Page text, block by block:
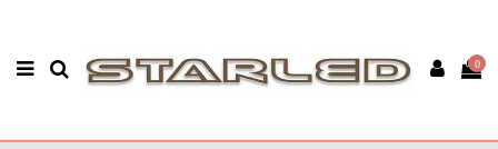
0